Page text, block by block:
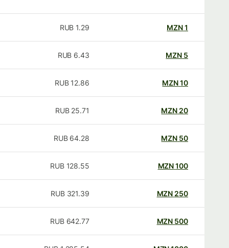
MZN
1.29
RUB
MZN
6.43
RUB
MZN
12.86
RUB
20
MZN
25.71
RUB
50
MZN
64.28
RUB
100
MZN
128.55
RUB
250
MZN
321.39
RUB
500
MZN
642.77
RUB